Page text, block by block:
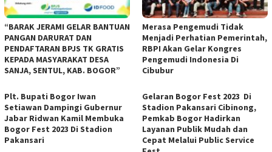
“BARAK JERAMI GELAR BANTUAN
PANGAN DARURAT DAN
PENDAFTARAN BPJS TK GRATIS
KEPADA MASYARAKAT DESA
SANJA, SENTUL, KAB. BOGOR”
Merasa Pengemudi Tidak
Menjadi Perhatian Pemerintah,
RBPI Akan Gelar Kongres
Pengemudi Indonesia Di
Cibubur
Plt. Bupati Bogor Iwan
Setiawan Dampingi Gubernur
Jabar Ridwan Kamil Membuka
Bogor Fest 2023 Di Stadion
Pakansari
Gelaran Bogor Fest 2023 Di
Stadion Pakansari Cibinong,
Pemkab Bogor Hadirkan
Layanan Publik Mudah dan
Cepat Melalui Public Service